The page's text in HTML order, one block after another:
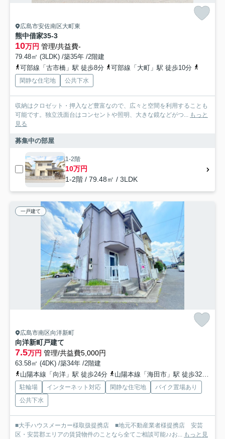
広島市安佐南区大町東
熊中借家35-3
10万円 管理/共益費-
79.48㎡ (3LDK) /築35年 /2階建
可部線「古市橋」駅 徒歩8分
可部線「大町」駅 徒歩10分
閑静な住宅地 公共下水
収納はクロゼット・押入など豊富なので、広々と空間を利用することも
可能です。独立洗面台はコンセントや照明、大きな鏡などがつ...
もっと
見る
募集中の部屋
1-2階
10万円
1-2階 / 79.48㎡ / 3LDK
一戸建て
広島市南区向洋新町
向洋新町戸建て
7.5万円 管理/共益費5,000円
63.58㎡ (4DK) /築34年 /2階建
山陽本線「向洋」駅 徒歩24分
山陽本線「海田市」駅 徒歩32分
駐輪場 インターネット対応 閑静な住宅地
バイク置場あり
公共下水
■大手ハウスメーカー様取扱提携店 ■地元不動産業者様提携店 安芸
区・安芸郡エリアの賃貸物件のことなら全てご相談可能♪♪お...
もっと見